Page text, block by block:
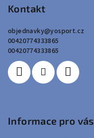
Kontakt
objednavky@yosport.cz
00420774333865
00420774333865
Informace pro vás